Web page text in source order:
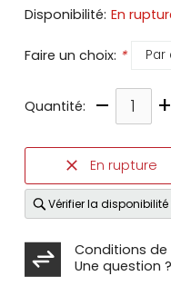
Disponibilité: En
Faire un choix: *
Quantité: – +
En rupture
Vérifier la
Conditions
Une question ?